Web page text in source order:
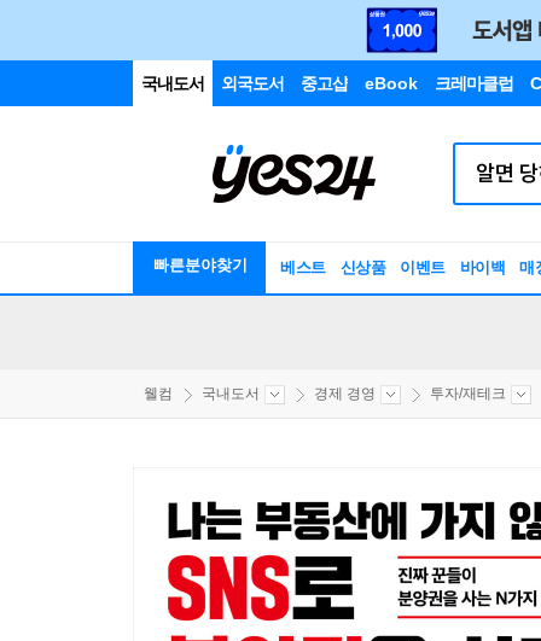
국내도서 외국도서 중고샵 eBook 크레마클럽
빠른분야찾기 베스트 신상품 이벤트 바이백 매
웰컴 국내도서 경제 경영 투자/재테크